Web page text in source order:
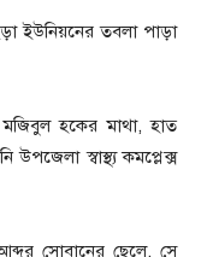
ইউনিয়নের তবলা পাড়া
মজিবুল হকের মাথা, হাত
উপজেলা স্বাস্থ্য কমপ্লেক্স
সোবানের ছেলে, সে